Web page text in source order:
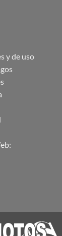
y de uso